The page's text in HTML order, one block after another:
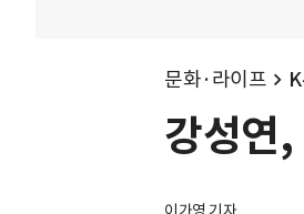
문화·라이프
강성연